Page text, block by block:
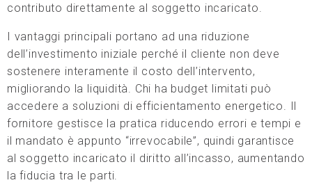
contributo direttamente al soggetto incaricato.
I vantaggi principali portano ad una riduzione
dell’investimento iniziale perché il cliente non deve
sostenere interamente il costo dell’intervento,
migliorando la liquidità. Chi ha budget limitati può
accedere a soluzioni di efficientamento energetico. Il
fornitore gestisce la pratica riducendo errori e tempi e
il mandato è appunto “irrevocabile”, quindi garantisce
al soggetto incaricato il diritto all’incasso, aumentando
la fiducia tra le parti.